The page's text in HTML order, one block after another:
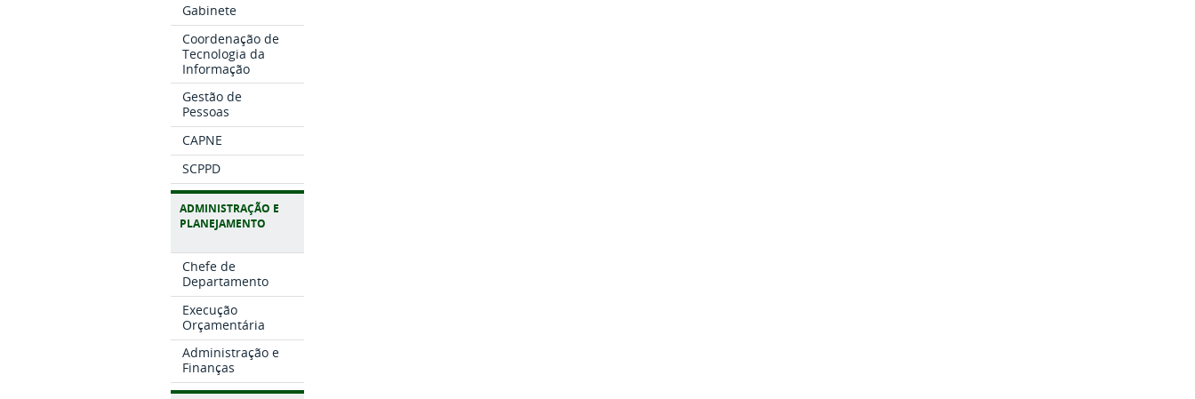
Gabinete
Coordenação de
Tecnologia da
Informação
Gestão de
Pessoas
CAPNE
SCPPD
ADMINISTRAÇÃO E
PLANEJAMENTO
Chefe de
Departamento
Execução
Orçamentária
Administração e
Finanças